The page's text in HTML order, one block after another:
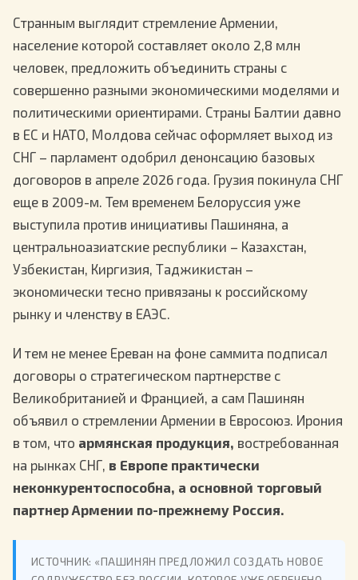
Странным выглядит стремление Армении,
население которой составляет около 2,8 млн
человек, предложить объединить страны с
совершенно разными экономическими моделями и
политическими ориентирами. Страны Балтии давно
в ЕС и НАТО, Молдова сейчас оформляет выход из
СНГ – парламент одобрил денонсацию базовых
договоров в апреле 2026 года. Грузия покинула СНГ
еще в 2009-м. Тем временем Белоруссия уже
выступила против инициативы Пашиняна, а
центральноазиатские республики – Казахстан,
Узбекистан, Киргизия, Таджикистан –
экономически тесно привязаны к российскому
рынку и членству в ЕАЭС.
И тем не менее Ереван на фоне саммита подписал
договоры о стратегическом партнерстве с
Великобританией и Францией, а сам Пашинян
объявил о стремлении Армении в Евросоюз. Ирония
в том, что армянская продукция, востребованная
на рынках СНГ, в Европе практически
неконкурентоспособна, а основной торговый
партнер Армении по-прежнему Россия.
ИСТОЧНИК: «ПАШИНЯН ПРЕДЛОЖИЛ СОЗДАТЬ НОВОЕ